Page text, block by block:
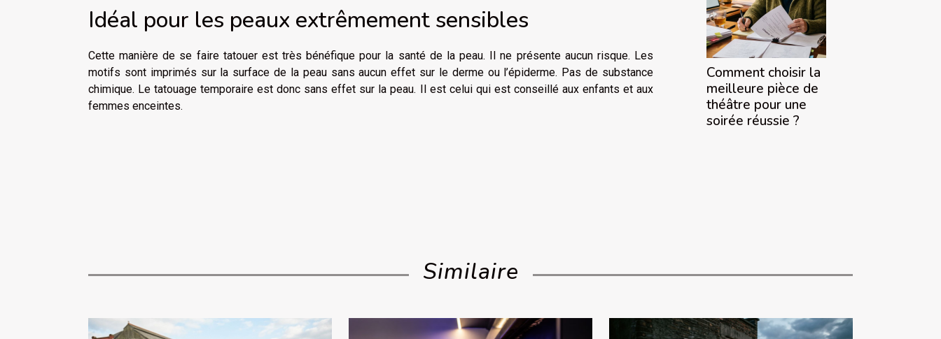
Idéal pour les peaux extrêmement sensibles
Cette manière de se faire tatouer est très bénéfique pour la santé de la peau. Il ne présente aucun risque. Les
motifs sont imprimés sur la surface de la peau sans aucun effet sur le derme ou l’épiderme. Pas de substance
chimique. Le tatouage temporaire est donc sans effet sur la peau. Il est celui qui est conseillé aux enfants et aux
femmes enceintes.
Comment choisir la
meilleure pièce de
théâtre pour une
soirée réussie ?
Similaire